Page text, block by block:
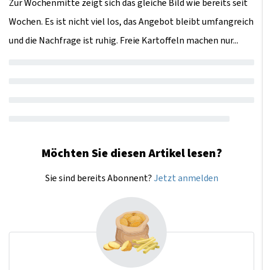
Zur Wochenmitte zeigt sich das gleiche Bild wie bereits seit
Wochen. Es ist nicht viel los, das Angebot bleibt umfangreich
und die Nachfrage ist ruhig. Freie Kartoffeln machen nur...
Möchten Sie diesen Artikel lesen?
Sie sind bereits Abonnent?Jetzt anmelden